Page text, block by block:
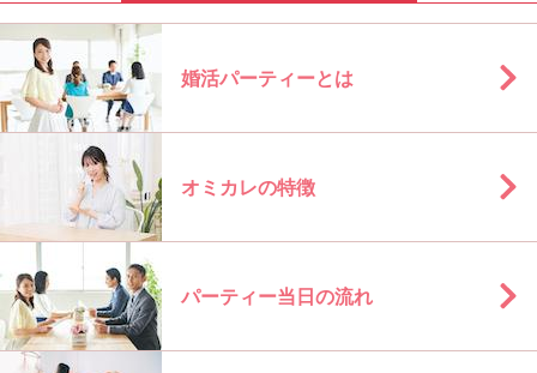
婚活パーティーとは
オミカレの特徴
パーティー当日の流れ